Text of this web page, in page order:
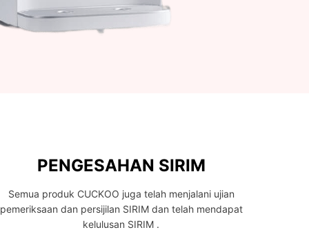
PENGESAHAN SIRIM
Semua produk CUCKOO juga telah menjalani ujian
pemeriksaan dan persijilan SIRIM dan telah mendapat
kelulusan SIRIM .